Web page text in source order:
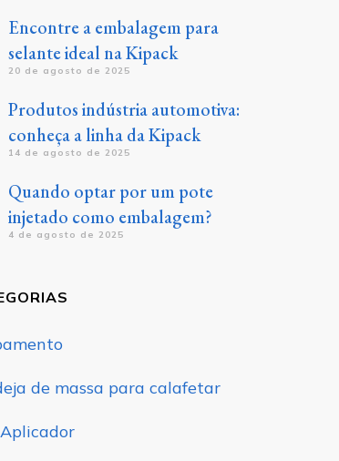
Encontre a embalagem para
selante ideal na Kipack
20 de agosto de 2025
Produtos indústria automotiva:
conheça a linha da Kipack
14 de agosto de 2025
Quando optar por um pote
injetado como embalagem?
4 de agosto de 2025
de massa para calafetar